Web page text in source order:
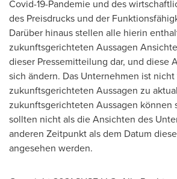
Covid-19-Pandemie und des
des Preisdrucks und der
Darüber hinaus stellen alle hierin
zukunftsgerichteten Aussagen
dieser Pressemitteilung dar, und diese
sich ändern. Das Unternehmen ist
zukunftsgerichteten Aussagen zu
zukunftsgerichteten Aussagen können
sollten nicht als die Ansichten des
anderen Zeitpunkt als dem Datum
angesehen werden.